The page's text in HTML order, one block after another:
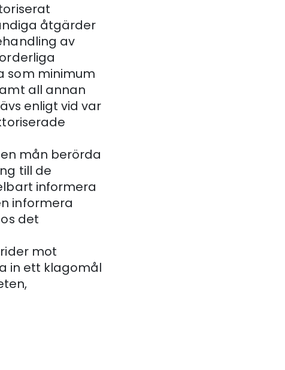
åtgärder
av
som minimum
all annan
enligt vid var
mån berörda
till de
informera
informera
det
mot
in ett klagomål